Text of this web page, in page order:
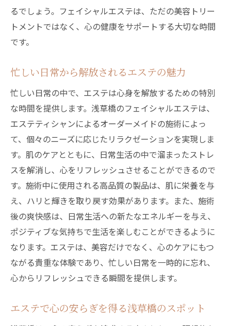
るでしょう。フェイシャルエステは、ただの美容トリー
トメントではなく、心の健康をサポートする大切な時間
です。
忙しい日常から解放されるエステの魅力
忙しい日常の中で、エステは心身を解放するための特別
な時間を提供します。浅草橋のフェイシャルエステは、
エステティシャンによるオーダーメイドの施術によっ
て、個々のニーズに応じたリラクゼーションを実現しま
す。肌のケアとともに、日常生活の中で溜まったストレ
スを解消し、心をリフレッシュさせることができるので
す。施術中に使用される高品質の製品は、肌に栄養を与
え、ハリと輝きを取り戻す効果があります。また、施術
後の爽快感は、日常生活への新たなエネルギーを与え、
ポジティブな気持ちで生活を楽しむことができるように
なります。エステは、美容だけでなく、心のケアにもつ
ながる貴重な体験であり、忙しい日常を一時的に忘れ、
心からリフレッシュできる瞬間を提供します。
エステで心の安らぎを得る浅草橋のスポット